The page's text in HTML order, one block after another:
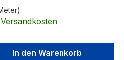
Gib den
In den Warenkorb